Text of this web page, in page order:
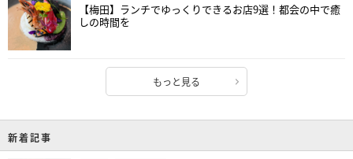
【梅田】ランチでゆっくりできるお店9選！都会の中で癒
しの時間を
もっと見る
新着記事